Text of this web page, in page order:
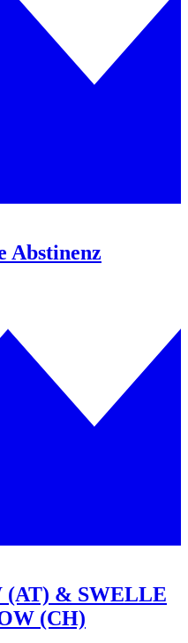
Abstinenz
& SWELLE
(CH)